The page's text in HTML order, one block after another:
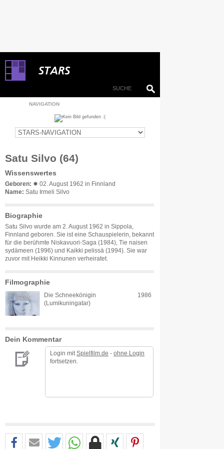
NAVIGATION
Satu Silvo (64)
Wissenswertes
Geboren: ✹ 02. August 1962 in Finnland
Name: Satu Irmeli Silvo
Biographie
Satu Silvo wurde am 2. August 1962 in Sippola,
Finnland geboren. Sie ist eine Schauspielerin, bekannt
für die berühmte Niskavuori-Saga (1984), Tie naisen
sydämeen (1996) und Kaikki pelissä (1994). Sie war
zuvor mit Heikki Kinnunen verheiratet.
Filmographie
Die Schneekönigin
(Lumikuningatar)
1986
Dein Kommentar
Login mit Spielfilm.de - ohne Login
fortsetzen.